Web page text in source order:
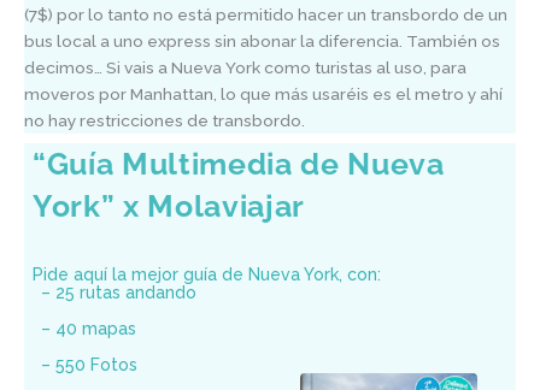
(7$) por lo tanto no está permitido hacer un transbordo de un
bus local a uno express sin abonar la diferencia. También os
decimos… Si vais a Nueva York como turistas al uso, para
moveros por Manhattan, lo que más usaréis es el metro y ahí
no hay restricciones de transbordo.
“Guía Multimedia de Nueva
York” x Molaviajar
Pide aquí la mejor guía de Nueva York, con:
– 25 rutas andando
– 40 mapas
– 550 Fotos